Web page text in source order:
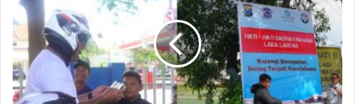
PKB,
Jasa
Raharja
Beri
Apresiasi
Komunitas